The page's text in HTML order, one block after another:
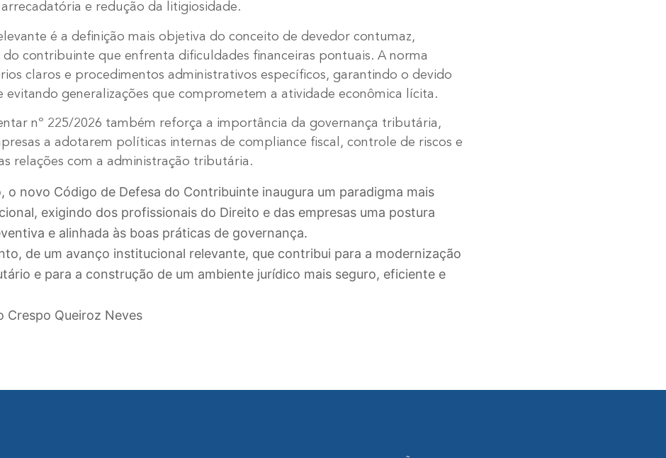
e redução da litigiosidade.
é a definição mais objetiva do conceito de devedor contumaz,
contribuinte que enfrenta dificuldades financeiras pontuais. A norma
claros e procedimentos administrativos específicos, garantindo o devido
evitando generalizações que comprometem a atividade econômica lícita.
nº 225/2026 também reforça a importância da governança tributária,
a adotarem políticas internas de compliance fiscal, controle de riscos e
relações com a administração tributária.
o novo Código de Defesa do Contribuinte inaugura um paradigma mais
exigindo dos profissionais do Direito e das empresas uma postura
e alinhada às boas práticas de governança.
de um avanço institucional relevante, que contribui para a modernização
e para a construção de um ambiente jurídico mais seguro, eficiente e
Crespo Queiroz Neves